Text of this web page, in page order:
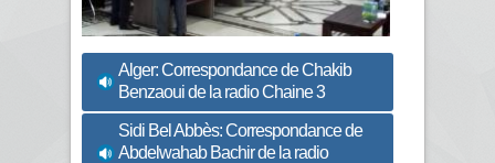
Alger: Correspondance de Chakib
Benzaoui de la radio Chaine 3
Sidi Bel Abbès: Correspondance de
Abdelwahab Bachir de la radio